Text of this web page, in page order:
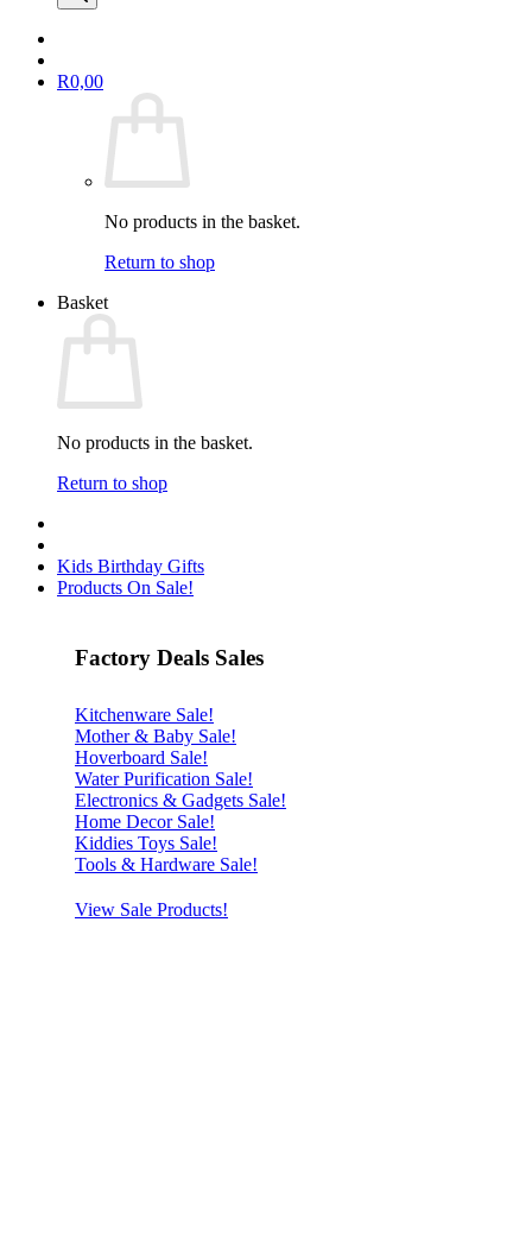
R0,00
No products in the basket.
Return to shop
Basket
No products in the basket.
Return to shop
Kids Birthday Gifts
Products On Sale!
Factory Deals Sales
Kitchenware Sale!
Mother & Baby Sale!
Hoverboard Sale!
Water Purification Sale!
Electronics & Gadgets Sale!
Home Decor Sale!
Kiddies Toys Sale!
Tools & Hardware Sale!
View Sale Products!